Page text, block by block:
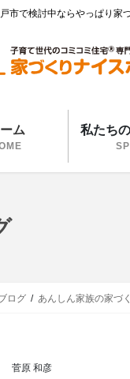
市で検討中ならやっぱり家
ム 私たち
ログ あんしん家族の家づ
菅原 和彦